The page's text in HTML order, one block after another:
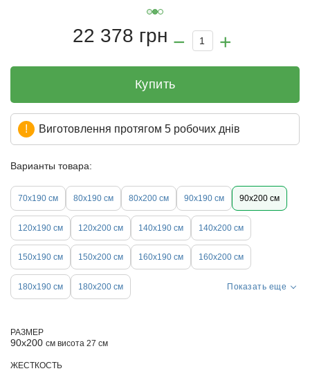
22 378 грн
Купить
Виготовлення протягом 5 робочих днів
Варианты товара:
70х190 см 80х190 см 80х200 см 90х190 см 90х200 см
120х190 см 120х200 см 140х190 см 140х200 см
150х190 см 150x200 см 160х190 см 160х200 см
180х190 см 180х200 см Показать еще
РАЗМЕР
90х200 см висота 27 см
ЖЕСТКОСТЬ